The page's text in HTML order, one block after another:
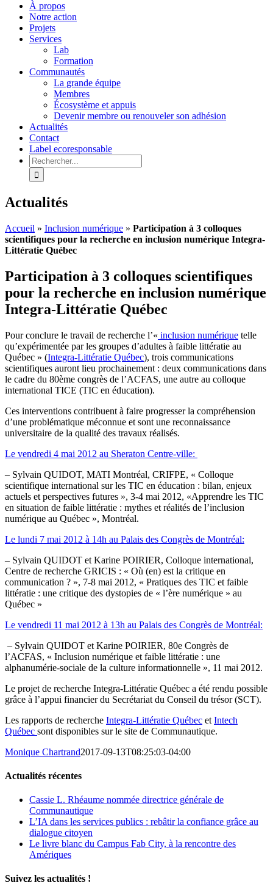
À propos
Notre action
Projets
Services
Lab
Formation
Communautés
La grande équipe
Membres
Écosystème et appuis
Devenir membre ou renouveler son adhésion
Actualités
Contact
Label ecoresponsable
Rechercher:
Actualités
Accueil » Inclusion numérique » Participation à 3 colloques
scientifiques pour la recherche en inclusion numérique Integra-
Littératie Québec
Participation à 3 colloques scientifiques
pour la recherche en inclusion numérique
Integra-Littératie Québec
Pour conclure le travail de recherche l’« inclusion numérique telle
qu’expérimentée par les groupes d’adultes à faible littératie au
Québec » (Integra-Littératie Québec), trois communications
scientifiques auront lieu prochainement : deux communications dans
le cadre du 80ème congrès de l’ACFAS, une autre au colloque
international TICE (TIC en éducation).
Ces interventions contribuent à faire progresser la compréhension
d’une problématique méconnue et sont une reconnaissance
universitaire de la qualité des travaux réalisés.
Le vendredi 4 mai 2012 au Sheraton Centre-ville:
– Sylvain QUIDOT, MATI Montréal, CRIFPE, « Colloque
scientifique international sur les TIC en éducation : bilan, enjeux
actuels et perspectives futures », 3-4 mai 2012, «Apprendre les TIC
en situation de faible littératie : mythes et réalités de l’inclusion
numérique au Québec », Montréal.
Le lundi 7 mai 2012 à 14h au Palais des Congrès de Montréal:
– Sylvain QUIDOT et Karine POIRIER, Colloque international,
Centre de recherche GRICIS : « Où (en) est la critique en
communication ? », 7-8 mai 2012, « Pratiques des TIC et faible
littératie : une critique des dystopies de « l’ère numérique » au
Québec »
Le vendredi 11 mai 2012 à 13h au Palais des Congrès de Montréal:
– Sylvain QUIDOT et Karine POIRIER, 80e Congrès de
l’ACFAS, « Inclusion numérique et faible littératie : une
alphanumérie-sociale de la culture informationnelle », 11 mai 2012.
Le projet de recherche Integra-Littératie Québec a été rendu possible
grâce à l’appui financier du Secrétariat du Conseil du trésor (SCT).
Les rapports de recherche Integra-Littératie Québec et Intech
Québec sont disponibles sur le site de Communautique.
Monique Chartrand2017-09-13T08:25:03-04:00
Actualités récentes
Cassie L. Rhéaume nommée directrice générale de
Communautique
L’IA dans les services publics : rebâtir la confiance grâce au
dialogue citoyen
Le livre blanc du Campus Fab City, à la rencontre des
Amériques
Suivez les actualités !